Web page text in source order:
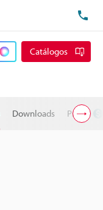
Catálogos
Downloads Preço